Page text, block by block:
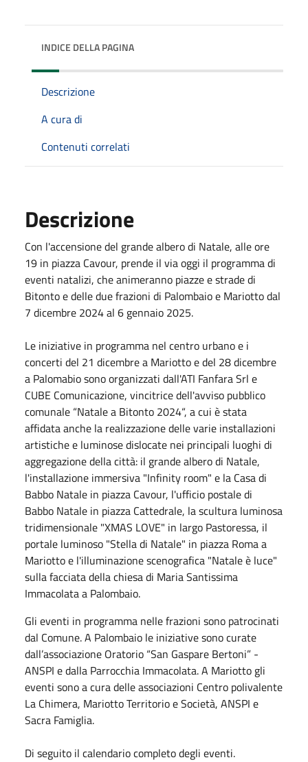
INDICE DELLA PAGINA
Descrizione
A cura di
Contenuti correlati
Descrizione
Con l'accensione del grande albero di Natale, alle ore
19 in piazza Cavour, prende il via oggi il programma di
eventi natalizi, che animeranno piazze e strade di
Bitonto e delle due frazioni di Palombaio e Mariotto dal
7 dicembre 2024 al 6 gennaio 2025.
Le iniziative in programma nel centro urbano e i
concerti del 21 dicembre a Mariotto e del 28 dicembre
a Palomabio sono organizzati dall'ATI Fanfara Srl e
CUBE Comunicazione, vincitrice dell'avviso pubblico
comunale “Natale a Bitonto 2024“, a cui è stata
affidata anche la realizzazione delle varie installazioni
artistiche e luminose dislocate nei principali luoghi di
aggregazione della città: il grande albero di Natale,
l'installazione immersiva "Infinity room" e la Casa di
Babbo Natale in piazza Cavour, l'ufficio postale di
Babbo Natale in piazza Cattedrale, la scultura luminosa
tridimensionale "XMAS LOVE" in largo Pastoressa, il
portale luminoso "Stella di Natale" in piazza Roma a
Mariotto e l'illuminazione scenografica "Natale è luce"
sulla facciata della chiesa di Maria Santissima
Immacolata a Palombaio.
Gli eventi in programma nelle frazioni sono patrocinati
dal Comune. A Palombaio le iniziative sono curate
dall’associazione Oratorio “San Gaspare Bertoni” -
ANSPI e dalla Parrocchia Immacolata. A Mariotto gli
eventi sono a cura delle associazioni Centro polivalente
La Chimera, Mariotto Territorio e Società, ANSPI e
Sacra Famiglia.
Di seguito il calendario completo degli eventi.